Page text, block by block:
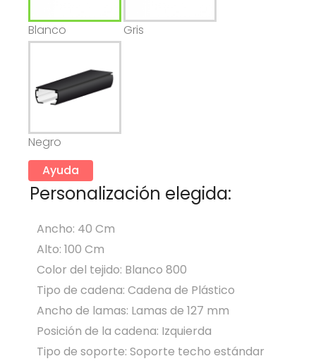
Blanco Gris
Negro
Ayuda
Personalización elegida:
Ancho: 40 Cm
Alto: 100 Cm
Color del tejido: Blanco 800
Tipo de cadena: Cadena de Plástico
Ancho de lamas: Lamas de 127 mm
Posición de la cadena: Izquierda
Tipo de soporte: Soporte techo estándar